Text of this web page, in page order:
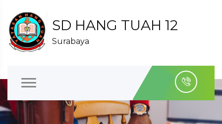
SD HANG TUAH 12
Surabaya